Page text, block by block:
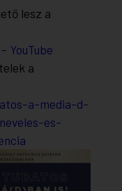
lesz a
YouTube
a
a-media-d-
es-